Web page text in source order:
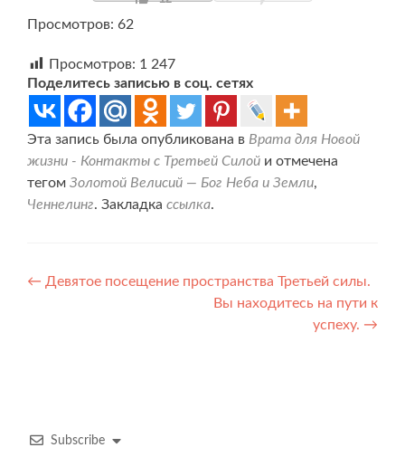
Просмотров: 62
Просмотров: 1 247
Поделитесь записью в соц. сетях
Эта запись была опубликована в Врата для Новой
жизни - Контакты с Третьей Силой и отмечена
тегом Золотой Велисий — Бог Неба и Земли,
Ченнелинг. Закладка ссылка.
Навигация
← Девятое посещение пространства Третьей силы.
Вы находитесь на пути к
успеху. →
Subscribe